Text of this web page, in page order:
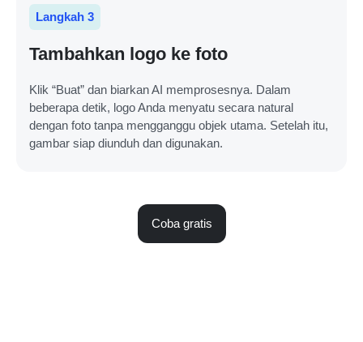
Langkah 3
Tambahkan logo ke foto
Klik “Buat” dan biarkan AI memprosesnya. Dalam
beberapa detik, logo Anda menyatu secara natural
dengan foto tanpa mengganggu objek utama. Setelah itu,
gambar siap diunduh dan digunakan.
Coba gratis